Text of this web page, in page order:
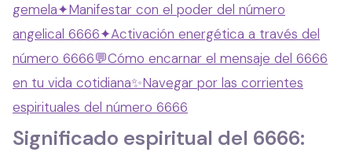
gemela✦Manifestar con el poder del número
angelical 6666✦Activación energética a través del
número 6666💬Cómo encarnar el mensaje del 6666
en tu vida cotidiana✨Navegar por las corrientes
espirituales del número 6666
Significado espiritual del 6666: